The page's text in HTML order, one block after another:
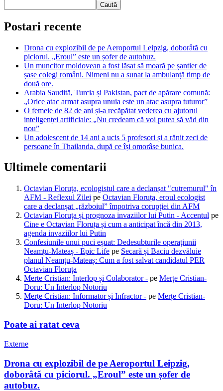
Caută
Postari recente
Drona cu explozibil de pe Aeroportul Leipzig, doborâtă cu
piciorul. „Eroul” este un șofer de autobuz.
Un muncitor moldovean a fost lăsat să moară pe șantier de
șase colegi români. Nimeni nu a sunat la ambulanță timp de
două ore.
Arabia Saudită, Turcia și Pakistan, pact de apărare comună:
„Orice atac armat asupra unuia este un atac asupra tuturor”
O femeie de 82 de ani și-a recăpătat vederea cu ajutorul
inteligenței artificiale: „Nu credeam că voi putea să văd din
nou”
Un adolescent de 14 ani a ucis 5 profesori și a rănit zeci de
persoane în Thailanda, după ce își omorâse bunica.
Ultimele comentarii
Octavian Floruța, ecologistul care a declanșat "cutremurul" în
AFM - Reflexul Zilei pe Octavian Floruța, eroul ecologist
care a declanșat „războiul” împotriva corupției din AFM
Octavian Floruța și prognoza invaziilor lui Putin - Accentul pe
Cine e Octavian Floruța și cum a anticipat încă din 2013,
agenda invaziilor lui Putin
Confesiunile unui puci eșuat: Dedesubturile operațiunii
Neamțu-Mateaș - Epic Life pe Secară și Baciu dezvăluie
planul Neamțu-Mateaș: Cum a fost salvat candidatul PER
Octavian Floruța
Merte Cristian: Interlop și Colaborator - pe Merțe Cristian-
Doru: Un Interlop Notoriu
Merțe Cristian: Informator și Infractor - pe Merțe Cristian-
Doru: Un Interlop Notoriu
Poate ai ratat ceva
Externe
Drona cu explozibil de pe Aeroportul Leipzig,
doborâtă cu piciorul. „Eroul” este un șofer de
autobuz.